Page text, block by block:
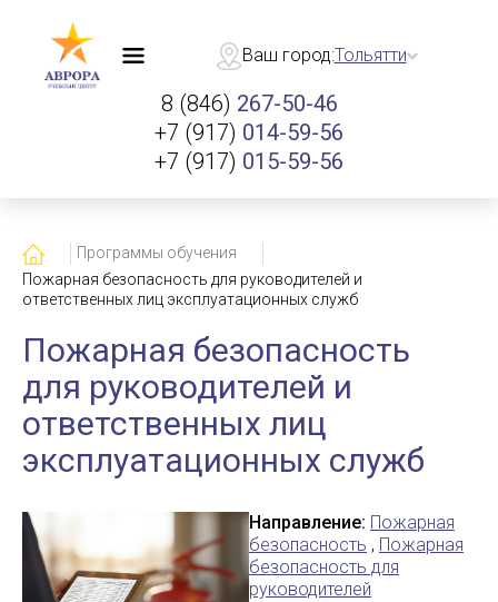
Ваш город:Тольятти
8 (846) 267-50-46
+7 (917) 014-59-56
+7 (917) 015-59-56
ГлавнаяПрограммы обучения
Пожарная безопасность для руководителей и
ответственных лиц эксплуатационных служб
Пожарная безопасность
для руководителей и
ответственных лиц
эксплуатационных служб
Направление: Пожарная
безопасность , Пожарная
безопасность для
руководителей